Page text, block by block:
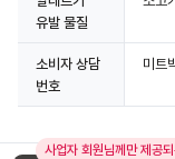
유발 물질
소비자 상담
번호
미트
사업자 회원님께만 제공